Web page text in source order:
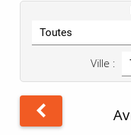
Ville :